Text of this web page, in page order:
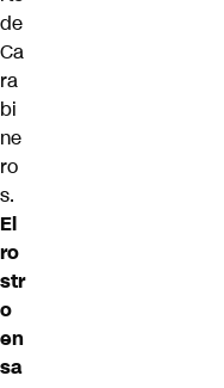
de
Ca
ra
bi
ne
ro
s.
El
ro
str
o
en
sa